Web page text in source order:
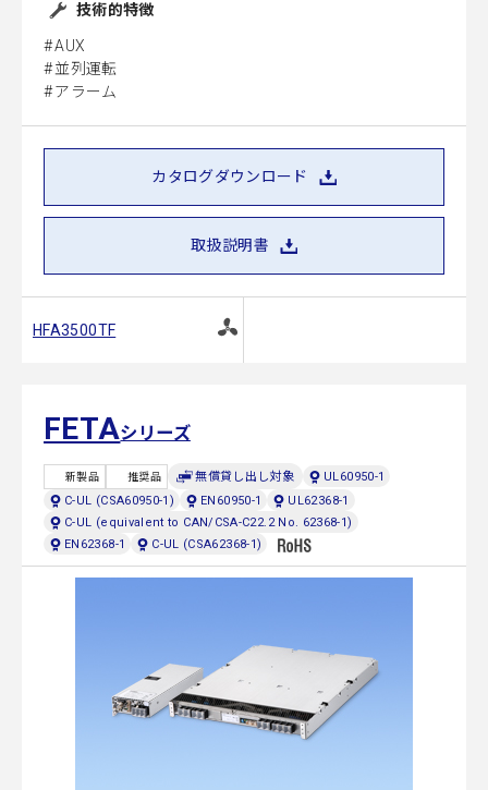
技術的特徴
AUX
並列運転
アラーム
カタログダウンロード
取扱説明書
HFA3500TF
FETAシリーズ
新製品 推奨品 無償貸し出し対象
UL60950-1
C-UL (CSA60950-1)
EN60950-1
UL62368-1
C-UL (equivalent to CAN/CSA-C22.2 No. 62368-1)
EN62368-1
C-UL (CSA62368-1)